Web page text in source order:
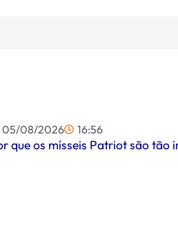
05/08/2026 16:56
que os mísseis Patriot são tão